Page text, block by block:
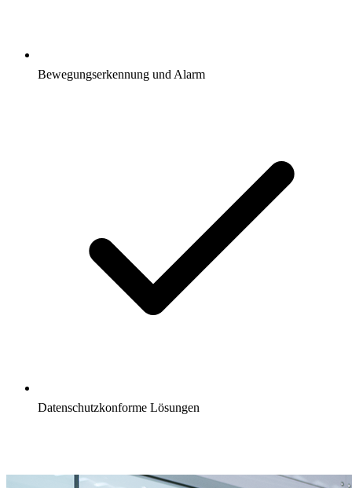
Bewegungserkennung und Alarm
Datenschutzkonforme Lösungen